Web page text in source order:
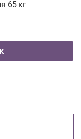
, мойки
65 кг